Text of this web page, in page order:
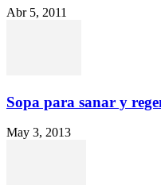
Abr 5, 2011
Sopa para sanar y
May 3, 2013